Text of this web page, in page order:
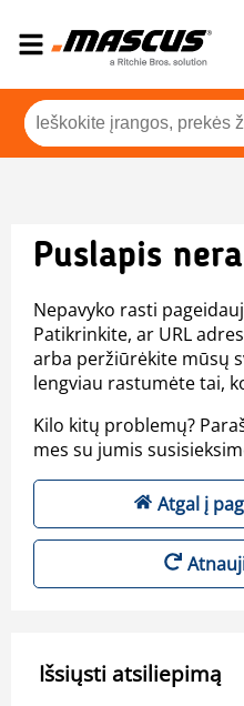
Puslapis
Nepavyko rasti
Patikrinkite, ar URL
arba peržiūrėkite mūsų
lengviau rastumėte tai,
Kilo kitų problemų?
mes su jumis
Atgal į
Išsiųsti atsiliepimą